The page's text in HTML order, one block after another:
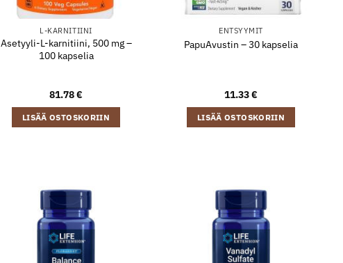
L-KARNITIINI
Asetyyli-L-karnitiini, 500 mg –
100 kapselia
81.78€
LISÄÄ OSTOSKORIIN
ENTSYYMIT
PapuAvustin – 30 kapselia
11.33€
LISÄÄ OSTOSKORIIN